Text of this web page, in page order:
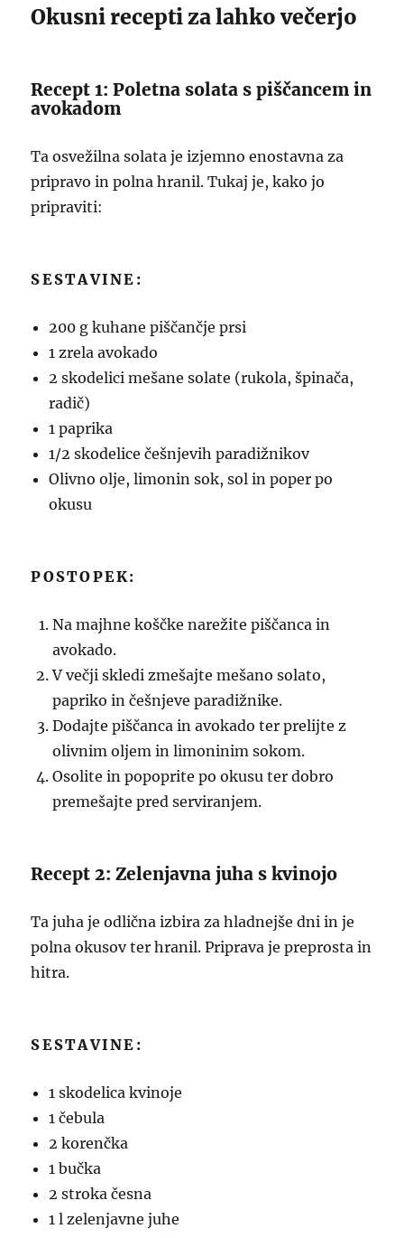
Okusni recepti za lahko večerjo
Recept 1: Poletna solata s piščancem in
avokadom
Ta osvežilna solata je izjemno enostavna za
pripravo in polna hranil. Tukaj je, kako jo
pripraviti:
SESTAVINE:
200 g kuhane piščančje prsi
1 zrela avokado
2 skodelici mešane solate (rukola, špinača,
radič)
1 paprika
1/2 skodelice češnjevih paradižnikov
Olivno olje, limonin sok, sol in poper po
okusu
POSTOPEK:
Na majhne koščke narežite piščanca in
avokado.
V večji skledi zmešajte mešano solato,
papriko in češnjeve paradižnike.
Dodajte piščanca in avokado ter prelijte z
olivnim oljem in limoninim sokom.
Osolite in popoprite po okusu ter dobro
premešajte pred serviranjem.
Recept 2: Zelenjavna juha s kvinojo
Ta juha je odlična izbira za hladnejše dni in je
polna okusov ter hranil. Priprava je preprosta in
hitra.
SESTAVINE:
1 skodelica kvinoje
1 čebula
2 korenčka
1 bučka
2 stroka česna
1 l zelenjavne juhe